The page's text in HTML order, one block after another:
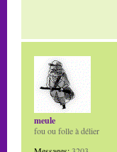
meule
fou ou folle à délier